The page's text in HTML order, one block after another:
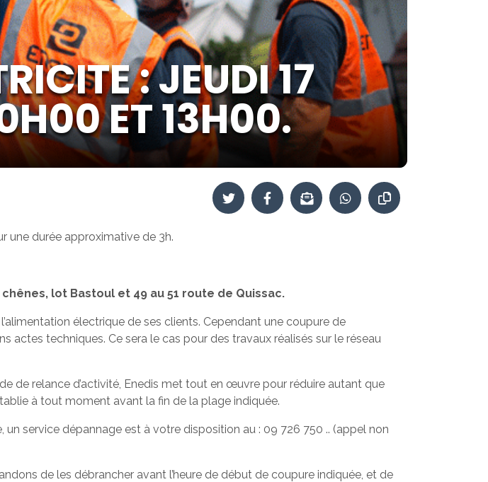
: JEUDI 17
ET 13H00.
une durée approximative de 3h.
lot Bastoul et 49 au 51 route de Quissac.
électrique de ses clients. Cependant une coupure de
actes techniques. Ce sera le cas pour des travaux réalisés sur le réseau
de relance d’activité, Enedis met tout en œuvre pour réduire autant que
à tout moment avant la fin de la plage indiquée.
service dépannage est à votre disposition au : 09 726 750 .. (appel non
de les débrancher avant l’heure de début de coupure indiquée, et de